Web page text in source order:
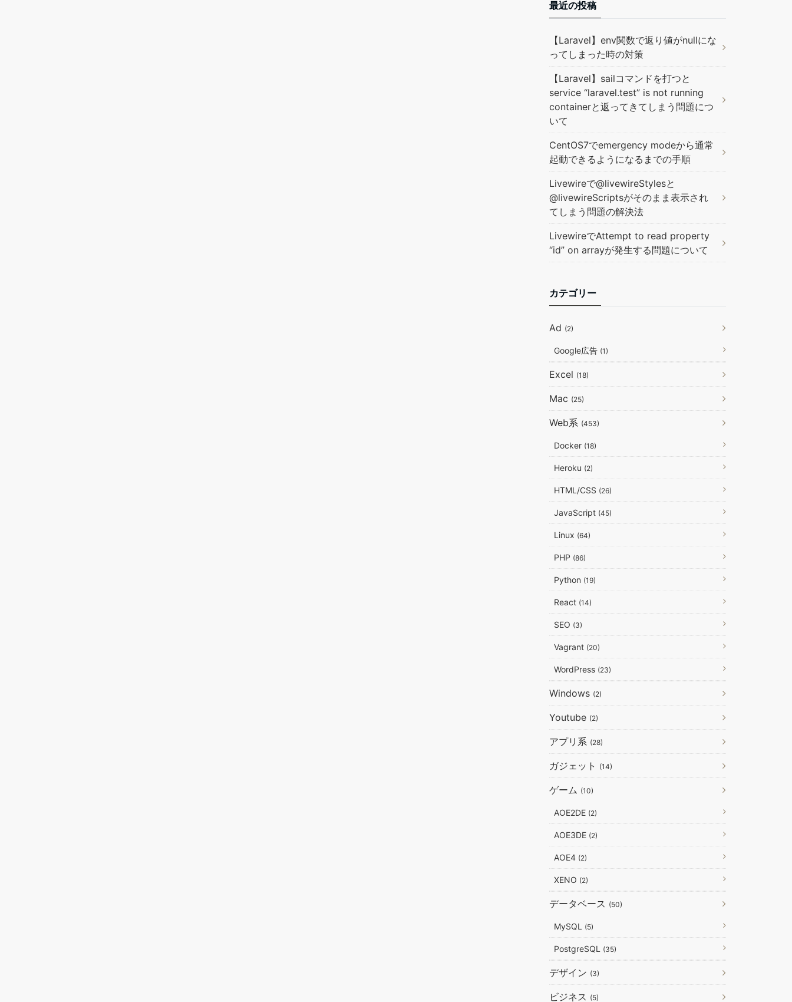
最近の投稿
【Laravel】env関数で返り値がnullにな
ってしまった時の対策
【Laravel】sailコマンドを打つと
service “laravel.test” is not running
containerと返ってきてしまう問題につ
いて
CentOS7でemergency modeから通常
起動できるようになるまでの手順
Livewireで@livewireStylesと
@livewireScriptsがそのまま表示され
てしまう問題の解決法
LivewireでAttempt to read property
“id” on arrayが発生する問題について
カテゴリー
Ad (2)
Google広告 (1)
Excel (18)
Mac (25)
Web系 (453)
Docker (18)
Heroku (2)
HTML/CSS (26)
JavaScript (45)
Linux (64)
PHP (86)
Python (19)
React (14)
SEO (3)
Vagrant (20)
WordPress (23)
Windows (2)
Youtube (2)
アプリ系 (28)
ガジェット (14)
ゲーム (10)
AOE2DE (2)
AOE3DE (2)
AOE4 (2)
XENO (2)
データベース (50)
MySQL (5)
PostgreSQL (35)
デザイン (3)
ビジネス (5)